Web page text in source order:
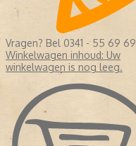
Vragen? Bel 0341 - 55 69 69
Winkelwagen inhoud: Uw
winkelwagen is nog leeg.